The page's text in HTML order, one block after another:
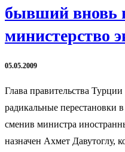
бывший вновь
министерство
05.05.2009
Глава правительства
радикальные перестановки
сменив министра
назначен Ахмет Давутоглу,